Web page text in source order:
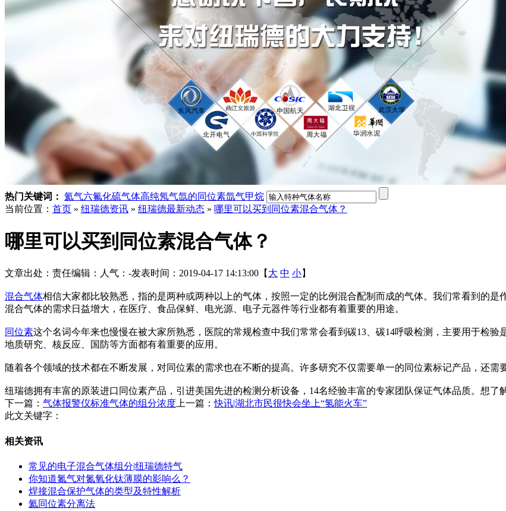
热门关键词： 氦气六氟化硫气体高纯氖气氙的同位素氙气甲烷
当前位置： 首页 » 纽瑞德资讯 » 纽瑞德最新动态 » 哪里可以买到同位素混合气体？
哪里可以买到同位素混合气体？
文章出处： 责任编辑： 人气： -发表时间：2019-04-17 14:13:00【 大 中 小】
混合气体相信大家都比较熟悉，指的是两种或两种以上的气体，按照一定的比例混合配制而成的气体。我们常看到的
混合气体的需求日益增大，在医疗、食品保鲜、电光源、电子元器件等行业都有着重要的用途。
同位素这个名词今年来也慢慢在被大家所熟悉，医院的常规检查中我们常常会看到碳13、碳14呼吸检测，主要用于检验
地质研究、核反应、国防等方面都有着重要的应用。
随着各个领域的技术都在不断发展，对同位素的需求也在不断的提高。许多研究不仅需要单一的同位素标记产品，还需
纽瑞德拥有丰富的原装进口同位素产品，引进美国先进的检测分析设备，14名经验丰富的专家团队保证气体品质。想了
下一篇： 气体报警仪标准气体的组分浓度 上一篇：快讯|湖北市民很快会坐上“氢能火车”
此文关键字：
相关资讯
常见的电子混合气体组分|纽瑞德特气
你知道氮气对氮氧化钛薄膜的影响么？
焊接混合保护气体的类型及特性解析
氦同位素分离法